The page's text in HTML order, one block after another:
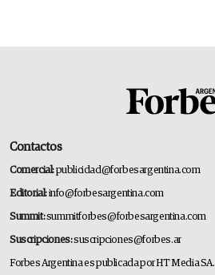
Contactos
Comercial:publicidad@forbesargentina.com
Editorial:info@forbesargentina.com
Summit:summitforbes@forbesargentina.com
Suscripciones:suscripciones@forbes.ar
Forbes Argentina es publicada por HT Media SA.